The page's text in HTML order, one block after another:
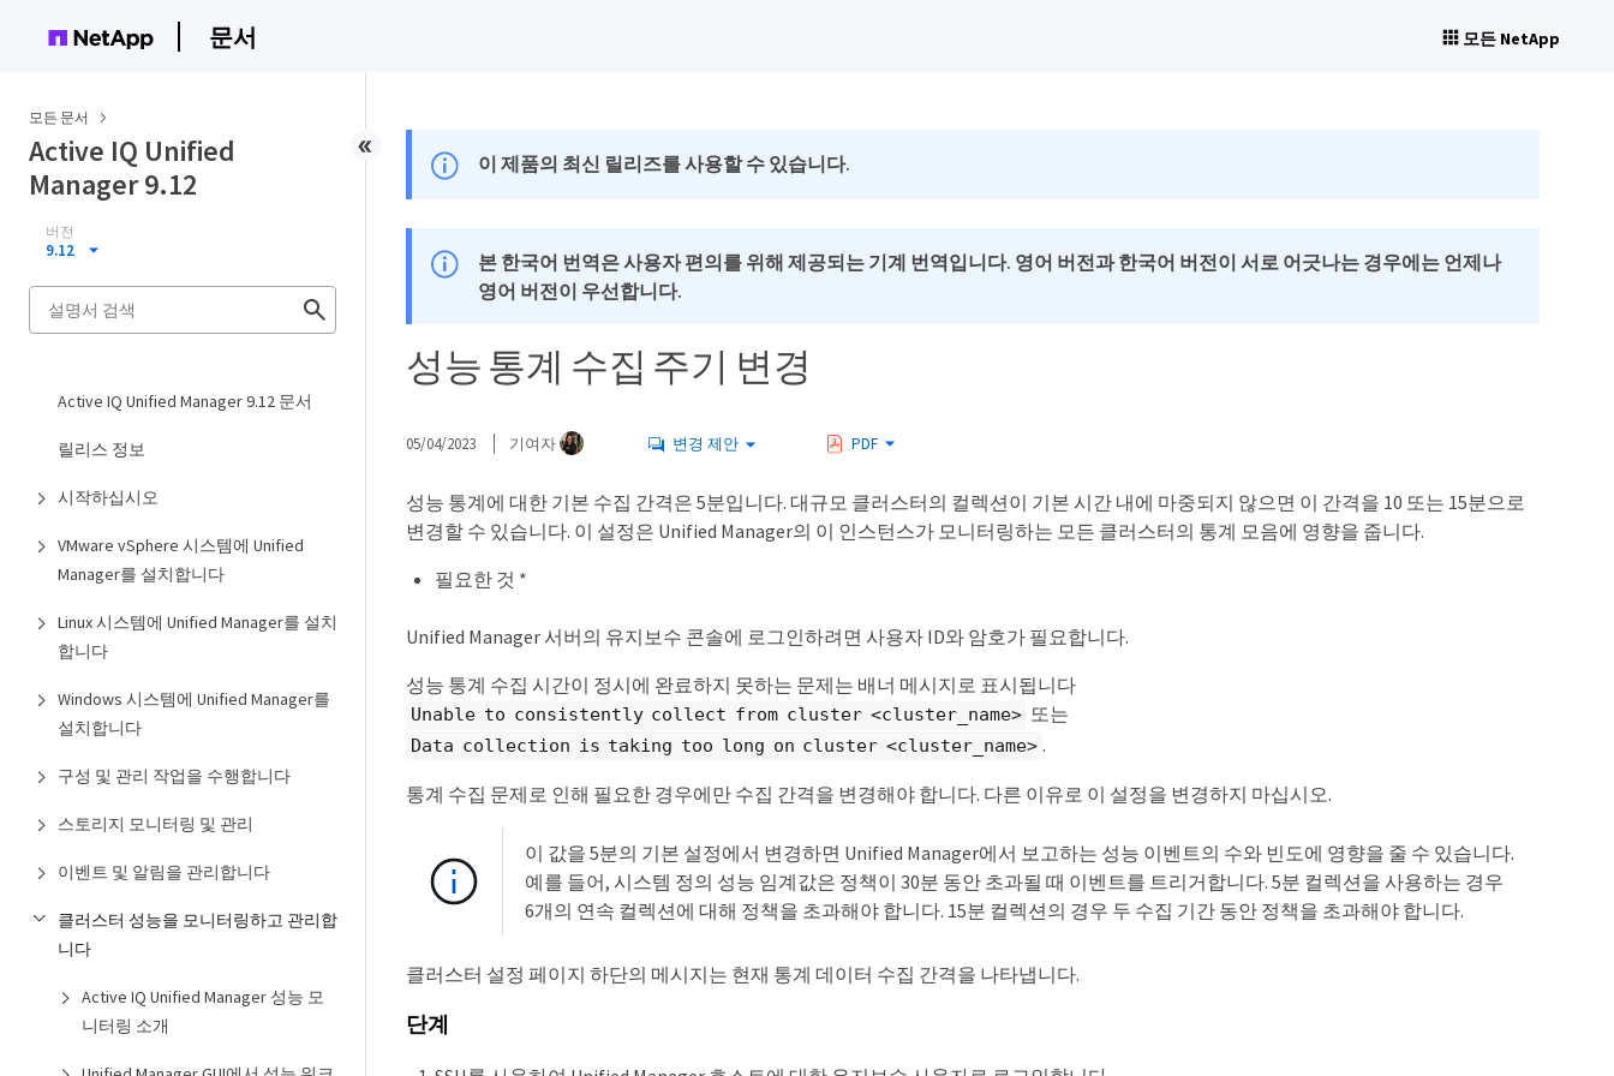
문서 모든 NetApp
모든 문서
Active IQ Unified
Manager 9.12
버전
9.12
Active IQ Unified Manager 9.12 문서
릴리스 정보
시작하십시오
VMware vSphere 시스템에 Unified
Manager를 설치합니다
Linux 시스템에 Unified Manager를 설치
합니다
Windows 시스템에 Unified Manager를
설치합니다
구성 및 관리 작업을 수행합니다
스토리지 모니터링 및 관리
이벤트 및 알림을 관리합니다
클러스터 성능을 모니터링하고 관리합
니다
Active IQ Unified Manager 성능 모
니터링 소개
이 제품의 최신 릴리즈를 사용할 수 있습니다.
본 한국어 번역은 사용자 편의를 위해 제공되는 기계 번역입니다. 영어 버전과 한국어 버전이 서로 어긋나는 경우에는 언제나
영어 버전이 우선합니다.
성능 통계 수집 주기 변경
05/04/2023 기여자 변경 제안 PDF
성능 통계에 대한 기본 수집 간격은 5분입니다. 대규모 클러스터의 컬렉션이 기본 시간 내에 마중되지 않으면 이 간격을 10 또는 15분으로
변경할 수 있습니다. 이 설정은 Unified Manager의 이 인스턴스가 모니터링하는 모든 클러스터의 통계 모음에 영향을 줍니다.
필요한 것 *
Unified Manager 서버의 유지보수 콘솔에 로그인하려면 사용자 ID와 암호가 필요합니다.
성능 통계 수집 시간이 정시에 완료하지 못하는 문제는 배너 메시지로 표시됩니다
Unable to consistently collect from cluster <cluster_name> 또는
Data collection is taking too long on cluster <cluster_name> .
통계 수집 문제로 인해 필요한 경우에만 수집 간격을 변경해야 합니다. 다른 이유로 이 설정을 변경하지 마십시오.
이 값을 5분의 기본 설정에서 변경하면 Unified Manager에서 보고하는 성능 이벤트의 수와 빈도에 영향을 줄 수 있습니다.
예를 들어, 시스템 정의 성능 임계값은 정책이 30분 동안 초과될 때 이벤트를 트리거합니다. 5분 컬렉션을 사용하는 경우
6개의 연속 컬렉션에 대해 정책을 초과해야 합니다. 15분 컬렉션의 경우 두 수집 기간 동안 정책을 초과해야 합니다.
클러스터 설정 페이지 하단의 메시지는 현재 통계 데이터 수집 간격을 나타냅니다.
단계